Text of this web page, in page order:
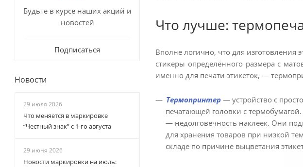
Что лучше:
Вполне логично, что для
стикеры определённого размера с
именно для печати этикеток, —
Термопринтер — устройство с
печатающей головки с
— недолговечность наклеек. Они
для хранения товаров при низкой
складе по причине выцветания
Будьте в курсе наших акций и
новостей
Подписаться
Новости
29 июля 2026
Что меняется в маркировке
“Честный знак” с 1-го августа
29 июня 2026
Новости маркировки на июль: